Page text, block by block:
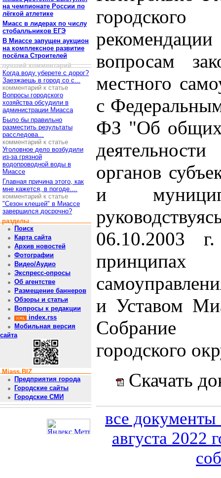
на чемпионате России по
лёгкой атлетике
Миасс в лидерах по числу
стобалльников ЕГЭ
В Миассе запущен аукцион
на комплексное развитие
посёлка Строителей
лучший комментарий
Когда воду уберете с дорог?
Заезжаешь в город со с...
комментарий к статье
Вопросы городского
хозяйства обсудили в
администрации Миасса
Было бы правильно
разместить результаты
расследова...
комментарий к статье
Уголовное дело возбудили
из-за грязной
водопроводной воды в
Миассе
Главная причина этого, как
мне кажется, в погоде....
комментарий к статье
"Сезон клещей" в Миассе
завершился досрочно?
разделы
Поиск
Карта сайта
Архив новостей
Фотографии
Видео/Аудио
Экспресс-опросы
Об агентстве
Размещение баннеров
Обзоры и статьи
Вопросы к редакции
index.rss
Мобильная версия
сайта
Miass.BIZ
Предприятия города
Городские сайты
Городские СМИ
вопросам
местного
с
ФЗ "Об общих
органов
и
принципах
и Уставом
Собрание
городского
Скачать
все документы
августа 2022